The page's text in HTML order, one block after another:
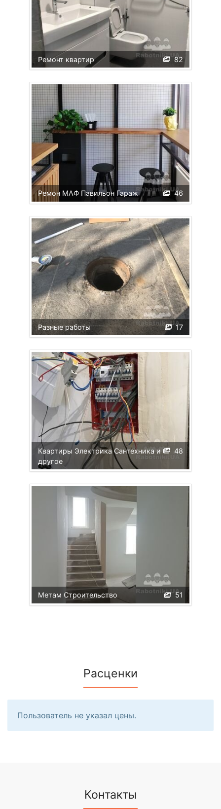
82
Ремонт квартир
46
Ремон МАФ Павильон Гараж
17
Разные работы
48
Квартиры Электрика Сантехника и
другое
51
Метам Строительство
Расценки
Пользователь не указал цены.
Контакты